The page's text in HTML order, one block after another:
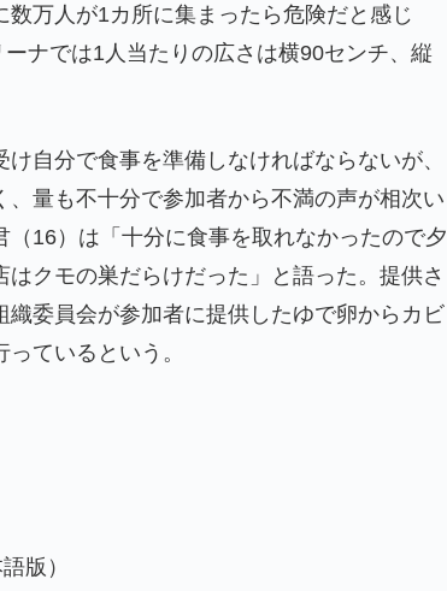
万人が1カ所に集まったら危険だと感じ
ナでは1人当たりの広さは横90センチ、縦
自分で食事を準備しなければならないが、
量も不十分で参加者から不満の声が相次い
16）は「十分に食事を取れなかったので夕
クモの巣だらけだった」と語った。提供さ
委員会が参加者に提供したゆで卵からカビ
ているという。
版）